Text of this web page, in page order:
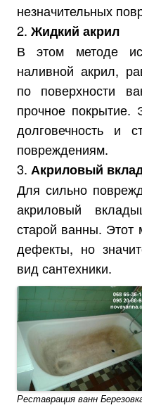
незначительных
2. Жидкий акрил
В этом методе
наливной акрил,
по поверхности
прочное покрытие.
долговечность и
повреждениям.
3. Акриловый
Для сильно
акриловый
старой ванны. Этот
дефекты, но
вид сантехники.
Реставрация ванн